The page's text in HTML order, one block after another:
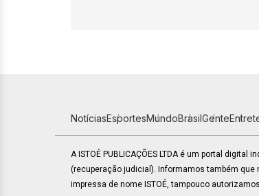
NotíciasEsportesMundoBrasilGente
A ISTOÉ PUBLICAÇÕES LTDA é um portal digital
(recuperação judicial). Informamos também
impressa de nome ISTOÉ, tampouco